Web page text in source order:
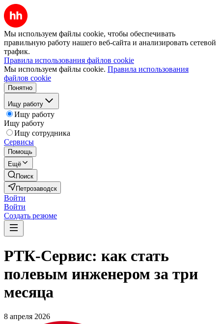
Мы используем файлы cookie, чтобы обеспечивать
правильную работу нашего веб-сайта и анализировать сетевой
трафик.
Правила использования файлов cookie
Мы используем файлы cookie. Правила использования
файлов cookie
Понятно
Ищу работу
Ищу работу
Ищу работу
Ищу сотрудника
Сервисы
Помощь
Ещё
Поиск
Петрозаводск
Войти
Войти
Создать резюме
РТК-Сервис: как стать
полевым инженером за три
месяца
8 апреля 2026